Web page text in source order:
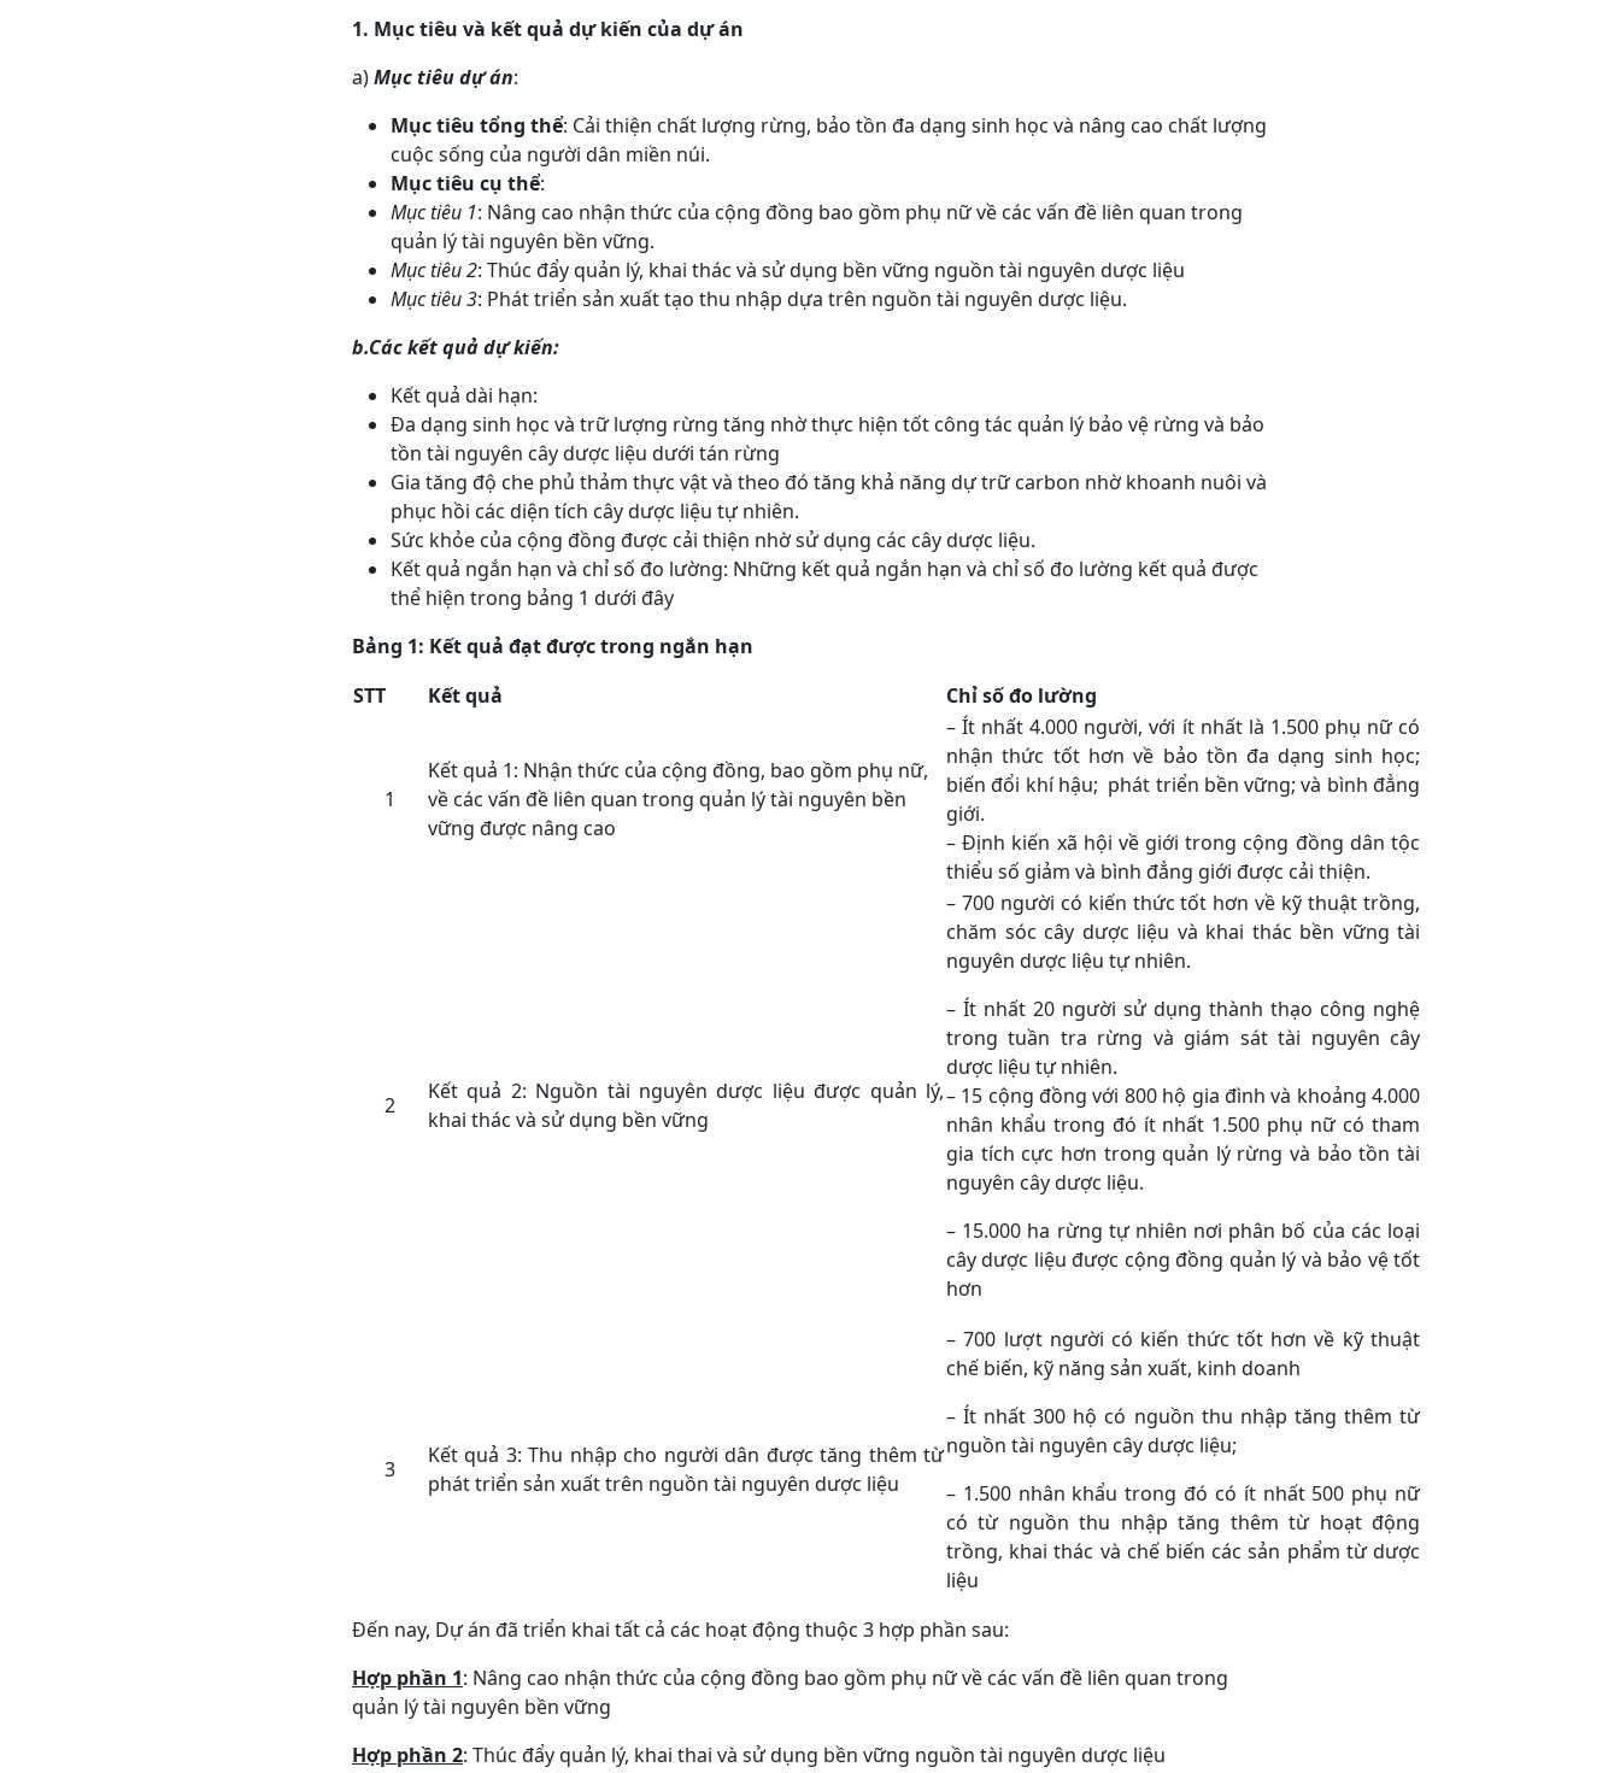
1. Mục tiêu và kết quả dự kiến của dự án
a)Mục tiêu dự án:
Mục tiêu tổng thể: Cải thiện chất lượng rừng, bảo tồn đa dạng sinh học và nâng cao chất lượng
cuộc sống của người dân miền núi.
Mục tiêu cụ thể:
Mục tiêu 1: Nâng cao nhận thức của cộng đồng bao gồm phụ nữ về các vấn đề liên quan trong
quản lý tài nguyên bền vững.
Mục tiêu 2: Thúc đẩy quản lý, khai thác và sử dụng bền vững nguồn tài nguyên dược liệu
Mục tiêu 3: Phát triển sản xuất tạo thu nhập dựa trên nguồn tài nguyên dược liệu.
b.Các kết quả dự kiến:
Kết quả dài hạn:
Đa dạng sinh học và trữ lượng rừng tăng nhờ thực hiện tốt công tác quản lý bảo vệ rừng và bảo
tồn tài nguyên cây dược liệu dưới tán rừng
Gia tăng độ che phủ thảm thực vật và theo đó tăng khả năng dự trữ carbon nhờ khoanh nuôi và
phục hồi các diện tích cây dược liệu tự nhiên.
Sức khỏe của cộng đồng được cải thiện nhờ sử dụng các cây dược liệu.
Kết quả ngắn hạn và chỉ số đo lường: Những kết quả ngắn hạn và chỉ số đo lường kết quả được
thể hiện trong bảng 1 dưới đây
Bảng 1: Kết quả đạt được trong ngắn hạn
STT
Kết quả Chỉ số đo lường
1
Kết quả 1: Nhận thức của cộng đồng, bao gồm phụ nữ,
về các vấn đề liên quan trong quản lý tài nguyên bền
vững được nâng cao
– Ít nhất 4.000 người, với ít nhất là 1.500 phụ nữ có
nhận thức tốt hơn về bảo tồn đa dạng sinh học;
biến đổi khí hậu; phát triển bền vững; và bình đẳng
giới.
– Định kiến xã hội về giới trong cộng đồng dân tộc
thiểu số giảm và bình đẳng giới được cải thiện.
2
Kết quả 2: Nguồn tài nguyên dược liệu được quản lý,
khai thác và sử dụng bền vững
– 700 người có kiến thức tốt hơn về kỹ thuật trồng,
chăm sóc cây dược liệu và khai thác bền vững tài
nguyên dược liệu tự nhiên.
– Ít nhất 20 người sử dụng thành thạo công nghệ
trong tuần tra rừng và giám sát tài nguyên cây
dược liệu tự nhiên.
– 15 cộng đồng với 800 hộ gia đình và khoảng 4.000
nhân khẩu trong đó ít nhất 1.500 phụ nữ có tham
gia tích cực hơn trong quản lý rừng và bảo tồn tài
nguyên cây dược liệu.
– 15.000 ha rừng tự nhiên nơi phân bố của các loại
cây dược liệu được cộng đồng quản lý và bảo vệ tốt
hơn
3
Kết quả 3: Thu nhập cho người dân được tăng thêm từ
phát triển sản xuất trên nguồn tài nguyên dược liệu
– 700 lượt người có kiến thức tốt hơn về kỹ thuật
chế biến, kỹ năng sản xuất, kinh doanh
– Ít nhất 300 hộ có nguồn thu nhập tăng thêm từ
nguồn tài nguyên cây dược liệu;
– 1.500 nhân khẩu trong đó có ít nhất 500 phụ nữ
có từ nguồn thu nhập tăng thêm từ hoạt động
trồng, khai thác và chế biến các sản phẩm từ dược
liệu
Đến nay, Dự án đã triển khai tất cả các hoạt động thuộc 3 hợp phần sau:
Hợp phần 1: Nâng cao nhận thức của cộng đồng bao gồm phụ nữ về các vấn đề liên quan trong
quản lý tài nguyên bền vững
Hợp phần 2: Thúc đẩy quản lý, khai thai và sử dụng bền vững nguồn tài nguyên dược liệu